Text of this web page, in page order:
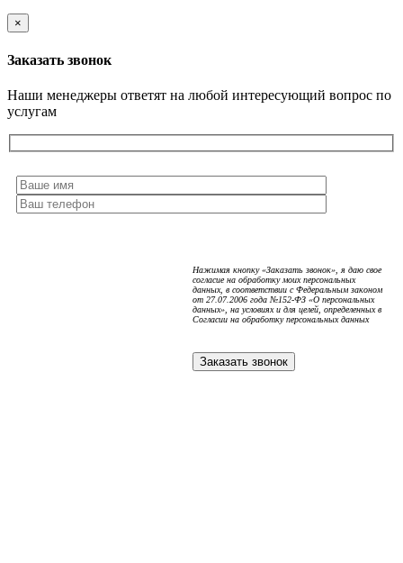
×
Заказать звонок
Наши менеджеры ответят на любой интересующий вопрос по
услугам
Нажимая кнопку «Заказать звонок», я даю свое
согласие на обработку моих персональных
данных, в соответствии с Федеральным законом
от 27.07.2006 года №152-ФЗ «О персональных
данных», на условиях и для целей, определенных в
Согласии на обработку персональных данных